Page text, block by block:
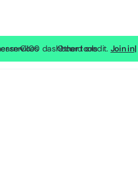
€100 dashboard credit. Join in|
services Other tools